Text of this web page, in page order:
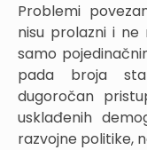
Problemi
nisu prolazni i
samo
pada broja
dugoročan
usklađenih
razvojne politike,